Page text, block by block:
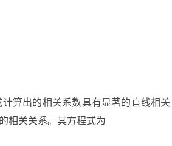
算出的相关系数具有显著的直线相关
相关关系。其方程式为